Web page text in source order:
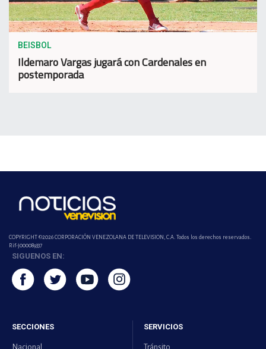
BEISBOL
Ildemaro Vargas jugará con Cardenales en
postemporada
COPYRIGHT ©2026 CORPORACIÓN VENEZOLANA DE TELEVISION, C.A. Todos los derechos reservados.
Rif-j000089337
SIGUENOS EN:
SECCIONES
Nacional
SERVICIOS
Tránsito